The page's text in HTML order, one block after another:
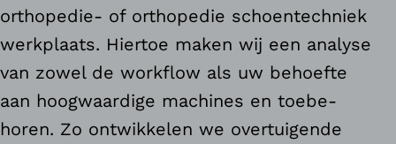
orthopedie- of orthopedie schoentechniek
werkplaats. Hiertoe maken wij een analyse
van zowel de workflow als uw behoefte
aan hoogwaardige machines en toebe-
horen. Zo ontwikkelen we overtuigende